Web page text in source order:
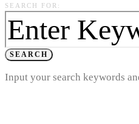
SEARCH FOR:
SEARCH
Input your search keywords